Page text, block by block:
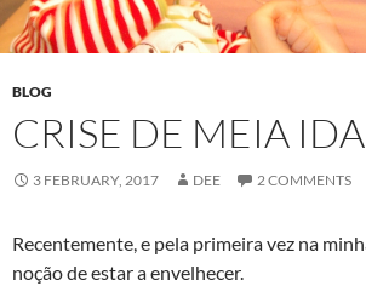
BLOG
CRISE DE MEIA
3 FEBRUARY, 2017 DEE 2 COMMENTS
Recentemente, e pela primeira vez na
noção de estar a envelhecer.